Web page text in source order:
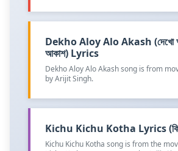
Dekho Aloy Alo Akash (দেখো
আকাশ) Lyrics
Dekho Aloy Alo Akash song is from
by Arijit Singh.
Kichu Kichu Kotha Lyrics
Kichu Kichu Kotha song is from the